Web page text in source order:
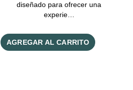
diseñado para ofrecer una
experie…
AGREGAR AL CARRITO